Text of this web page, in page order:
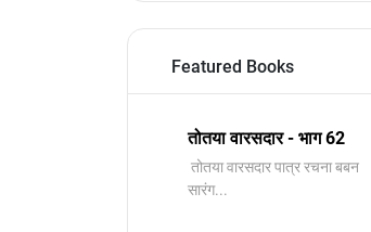
Featured Books
तोतया वारसदार - भाग 62
तोतया वारसदार पात्र
सारंग...